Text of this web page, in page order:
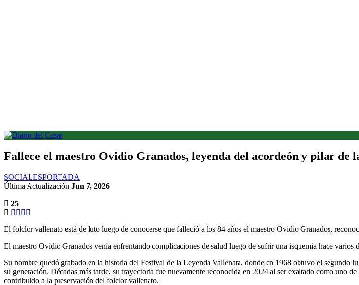
Fallece el maestro Ovidio Granados, leyenda del acordeón y pilar de
SOCIALESPORTADA
Última Actualización Jun 7, 2026
25
El folclor vallenato está de luto luego de conocerse que falleció a los 84 años el maestro Ovidio Granados,
El maestro Ovidio Granados venía enfrentando complicaciones de salud luego de sufrir una isquemia hace varios
Su nombre quedó grabado en la historia del Festival de la Leyenda Vallenata, donde en 1968 obtuvo el segundo
su generación. Décadas más tarde, su trayectoria fue nuevamente reconocida en 2024 al ser exaltado como uno
contribuido a la preservación del folclor vallenato.